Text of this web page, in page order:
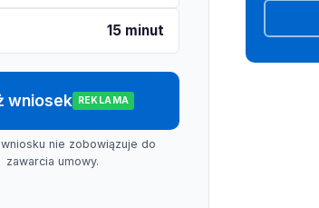
15 minut
wniosek REKLAMA
wniosku nie zobowiązuje do
zawarcia umowy.